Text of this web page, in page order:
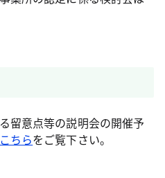
留意点等の説明会の開催予
こちらをご覧下さい。